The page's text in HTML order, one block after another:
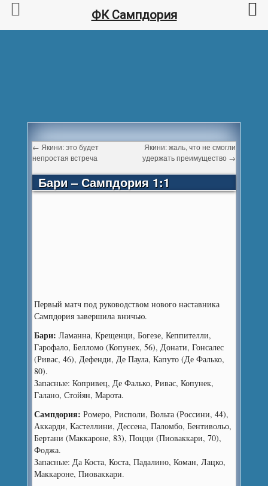
← Якини: это будет
непростая встреча
Якини: жаль, что не смогли
удержать преимущество →
Бари – Сампдория 1:1
Первый матч под руководством нового наставника
Сампдория завершила вничью.
Бари: Ламанна, Крещенци, Богезе, Кеппителли,
Гарофало, Белломо (Копунек, 56), Донати, Гонсалес
(Ривас, 46), Дефенди, Де Паула, Капуто (Де Фалько,
80).
Запасные: Копривец, Де Фалько, Ривас, Копунек,
Галано, Стойян, Марота.
Сампдория: Ромеро, Рисполи, Вольта (Россини, 44),
Аккарди, Кастеллини, Дессена, Паломбо, Бентивольо,
Бертани (Маккароне, 83), Поцци (Пиоваккари, 70),
Фоджа.
Запасные: Да Коста, Коста, Падалино, Коман, Лацко,
Маккароне, Пиоваккари.
ФК Сампдория